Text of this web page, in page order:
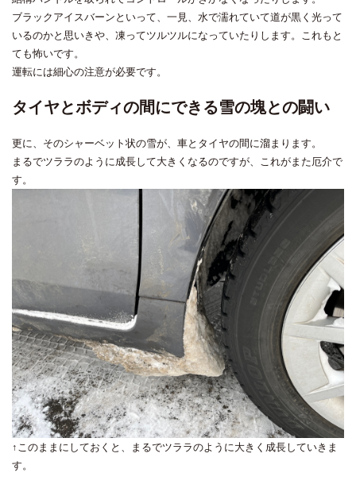
ブラックアイスバーンといって、一見、水で濡れていて道が黒く光って
いるのかと思いきや、凍ってツルツルになっていたりします。これもと
ても怖いです。
運転には細心の注意が必要です。
タイヤとボディの間にできる雪の塊との闘い
更に、そのシャーベット状の雪が、車とタイヤの間に溜まります。
まるでツララのように成長して大きくなるのですが、これがまた厄介で
す。
↑このままにしておくと、まるでツララのように大きく成長していきま
す。